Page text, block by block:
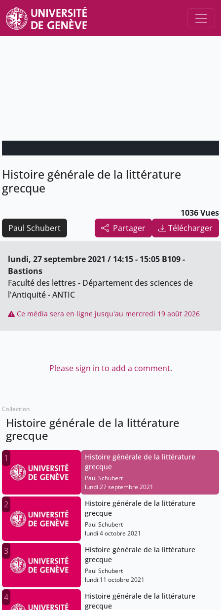
Histoire générale de la littérature
grecque
1036 Vues
Partager
Télécharger
Paul Schubert
lundi, 27 septembre 2021 / 14:15 - 15:05 B109 -
Bastions
Faculté des lettres - Département des sciences de
l'Antiquité - ANTIC
Ce média sera en ligne jusqu'au mercredi 19 août 2026
Please sign in to add a comment.
Collection
Histoire générale de la littérature
grecque
1
Histoire générale de la littérature
grecque
Paul Schubert
lundi 27 septembre 2021
2
Histoire générale de la littérature
grecque
Paul Schubert
lundi 4 octobre 2021
3
Histoire générale de la littérature
grecque
Paul Schubert
lundi 11 octobre 2021
4
Histoire générale de la littérature
grecque